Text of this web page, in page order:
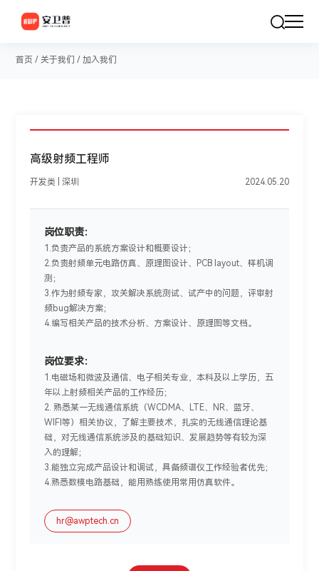
首页 /关于我们 /加入我们
高级射频工程师
开发类 | 深圳 2024.05.20
岗位职责：
1.负责产品的系统方案设计和概要设计；
2.负责射频单元电路仿真、原理图设计、PCB layout、样机调
测；
3.作为射频专家，攻关解决系统测试、试产中的问题，评审射
频bug解决方案；
4.编写相关产品的技术分析、方案设计、原理图等文档。
岗位要求：
1.电磁场和微波及通信、电子相关专业，本科及以上学历，五
年以上射频相关产品的工作经历；
2. 熟悉某一无线通信系统（WCDMA、LTE、NR、蓝牙、
WIFI等）相关协议，了解主要技术，扎实的无线通信理论基
础，对无线通信系统涉及的基础知识、发展趋势等有较为深
入的理解；
3.能独立完成产品设计和调试，具备频谱仪工作经验者优先；
4.熟悉数模电路基础，能用熟练使用常用仿真软件。
hr@awptech.cn